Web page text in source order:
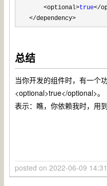
    <optional>
true</
</dependency>
总结
当你开发的组件时，有一个
<optional>true</optional>。
表示：瞧，你依赖我时，用
posted on 2022-06-09 14:31